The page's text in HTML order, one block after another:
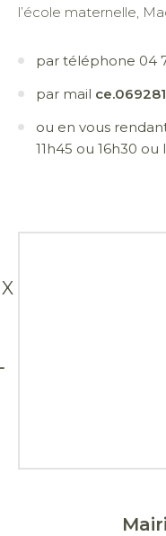
l’école maternelle,
par téléphone 04
par mail
ou en vous
11h45 ou 16h30
X